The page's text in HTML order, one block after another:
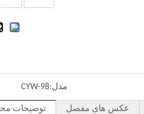
مدل:CYW-98
توضیحات عکس های مفصل